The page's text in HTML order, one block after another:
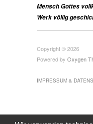
Mensch Gottes
Werk völlig
Copyright © 2026
Powered by Oxygen
IMPRESSUM &